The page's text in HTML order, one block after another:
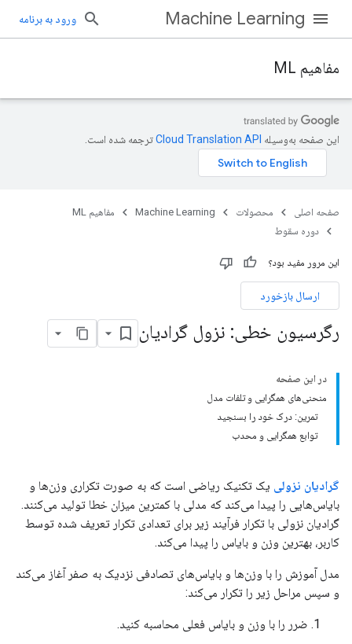
Machine Learning ورود به برنامه
مفاهیم ML
این صفحه به‌وسیله ترجمه شده است.
صفحه اصلی محصولات Machine Learning
مفاهیم ML
دوره سقوط
این مرور مفید بود؟
ارسال بازخورد
رگرسیون خطی: نزول گرادیان
در این صفحه
منحنی‌های همگرایی و تلفات مدل
تمرین: درک خود را بسنجید
توابع همگرایی و محدب
گرادیان نزولی یک تکنیک ریاضی است که به صورت تکراری وزن‌ها و
بایاس‌هایی را پیدا می‌کند که مدلی با کمترین میزان خطا تولید می‌کنند.
گرادیان نزولی با تکرار فرآیند زیر برای تعدادی تکرار تعریف شده توسط
کاربر، بهترین وزن و بایاس را پیدا می‌کند.
مدل آموزش را با وزن‌ها و بایاس‌های تصادفی نزدیک به صفر آغاز می‌کند
و سپس مراحل زیر را تکرار می‌کند:
ضرر را با وزن و بایاس فعلی محاسبه کنید.